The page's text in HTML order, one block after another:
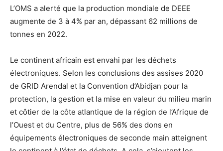
L’OMS a alerté que la production mondiale de DEEE
augmente de 3 à 4% par an, dépassant 62 millions de
tonnes en 2022.
Le continent africain est envahi par les déchets
électroniques. Selon les conclusions des assises 2020
de GRID Arendal et la Convention d’Abidjan pour la
protection, la gestion et la mise en valeur du milieu marin
et côtier de la côte atlantique de la région de l’Afrique de
l’Ouest et du Centre, plus de 56% des dons en
équipements électroniques de seconde main atteignent